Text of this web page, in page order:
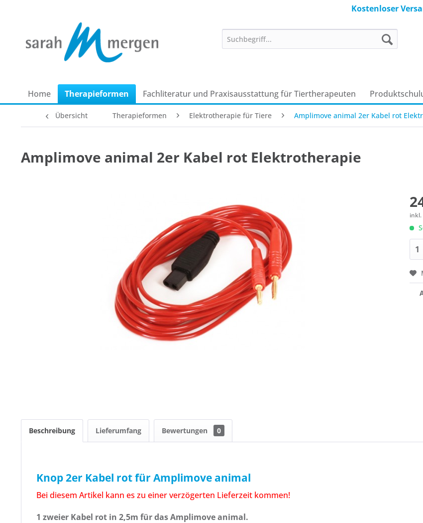
Kostenloser
Home Therapie­formen Fachliteratur und Praxisausstattung für Tiertherapeuten
Übersicht Therapie­formen Elektrotherapie für Tiere Amplimove animal 2er Kabel rot
Amplimove animal 2er Kabel rot Elektrotherapie
Beschreibung Lieferumfang Bewertungen 0
Knop 2er Kabel rot für Amplimove animal
Bei diesem Artikel kann es zu einer verzögerten Lieferzeit kommen!
1 zweier Kabel rot in 2,5m für das Amplimove animal.